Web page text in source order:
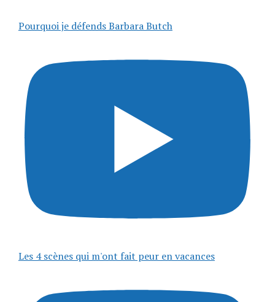
Pourquoi je défends Barbara Butch
Les 4 scènes qui m'ont fait peur en vacances